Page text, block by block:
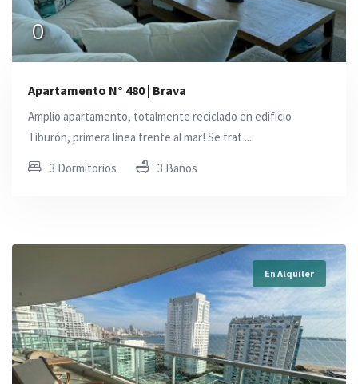
0
Apartamento N° 480 | Brava
Amplio apartamento, totalmente reciclado en edificio
Tiburón, primera linea frente al mar! Se trat ...
3 Dormitorios 3 Baños
En Alquiler